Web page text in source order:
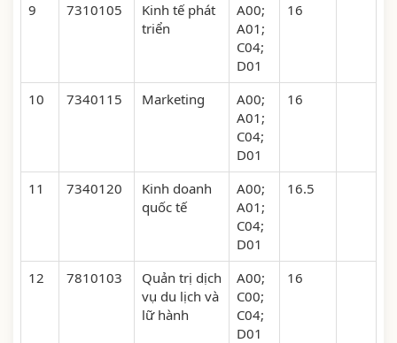
9 7310105
Kinh tế phát
triển
A00;
A01;
C04;
D01
16
10 7340115 Marketing
A00;
A01;
C04;
D01
16
11 7340120
Kinh doanh
quốc tế
A00;
A01;
C04;
D01
16.5
12 7810103
Quản trị dịch
vụ du lịch và
lữ hành
A00;
C00;
C04;
D01
16